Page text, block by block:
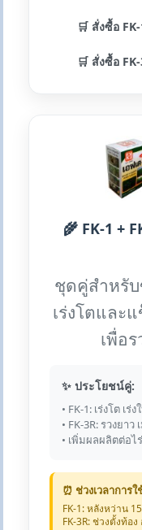
🛒 สั่งซื้อ
🛒 สั่งซื้อ
🌾 FK-1 +
ชุดคู่สำหรับ
เร่งโตและ
เพื่อ
✨ ประโยชน์คู่:
• FK-1: เร่งโต เร่
• FK-3R: รวงยา
• เพิ่มผลผลิตต่อไร่
⏰ ช่วงเวลาการใ
FK-1: หลังหว่าน
FK-3R: ช่วงตั้งท้อ